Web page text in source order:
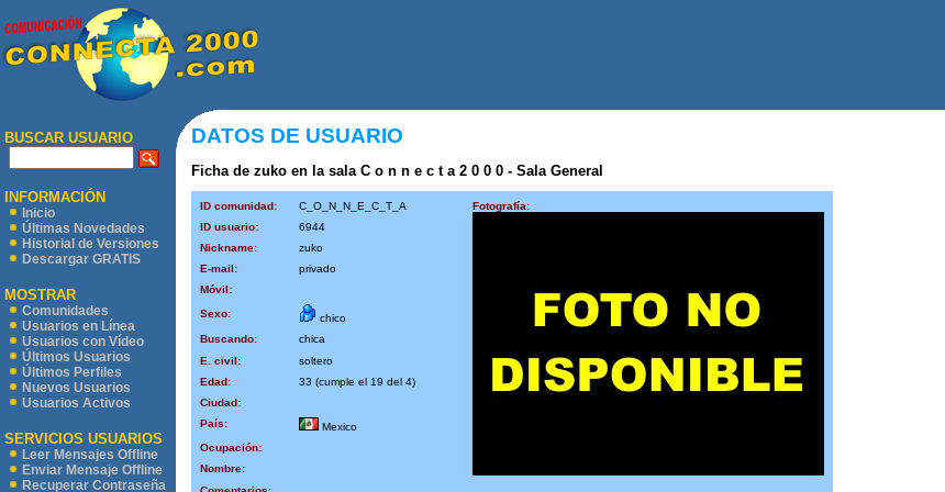
BUSCAR USUARIO
INFORMACIÓN
Inicio
Últimas Novedades
Historial de Versiones
Descargar GRATIS
MOSTRAR
Comunidades
Usuarios en Línea
Usuarios con Vídeo
Últimos Usuarios
Últimos Perfiles
Nuevos Usuarios
Usuarios Activos
SERVICIOS USUARIOS
Leer Mensajes Offline
Enviar Mensaje Offline
Recuperar Contraseña
DATOS DE USUARIO
Ficha de zuko en la sala C o n n e c t a 2 0 0 0 - Sala General
ID comunidad: C_O_N_N_E_C_T_A
Fotografía:
ID usuario:
6944
Nickname:
zuko
E-mail:
privado
Móvil:
Sexo:
chico
Buscando:
chica
E. civil:
soltero
Edad:
33 (cumple el 19 del 4)
Ciudad:
País:
Mexico
Ocupación:
Nombre: